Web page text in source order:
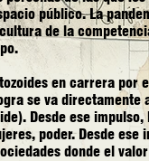
público. La
de la
en carrera por
se va directamente
Desde ese
poder. Desde
donde el